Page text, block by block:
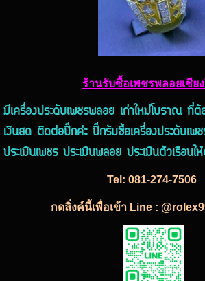
ร้านรับซื้อเพชรพลอยเชีย
มีเครื่องประดับเพชรพลอย เก่าใหม่โบราณ ที่ต้
เงินสด ติดต่อปิ๊กค่ะ ปิ๊กรับซื้อเครื่องประดับเ
ประเมินเพชร ประเมินพลอย ประเมินตัวเรือนใ
Tel:081-274-7506
กดลิ่งค์นี้เพื่อเข้า Line :